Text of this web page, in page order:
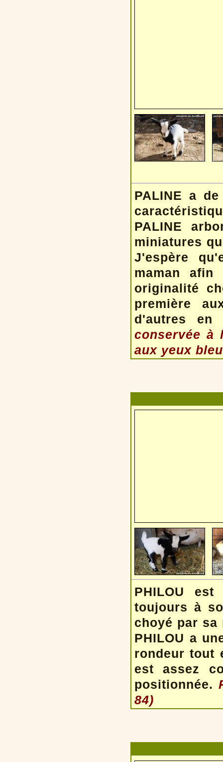
PALINE a
PALINE
miniatures
J'espère
maman
originalité
première
d'autres
conservée à
aux yeux
PHILOU
toujours à
choyé par sa
PHILOU a
rondeur tout
est assez
positionnée.
84)